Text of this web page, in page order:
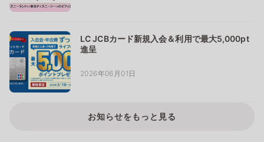
LC JCBカード新規入会＆利用で最大5,000pt
進呈
2026年06月01日
お知らせをもっと見る